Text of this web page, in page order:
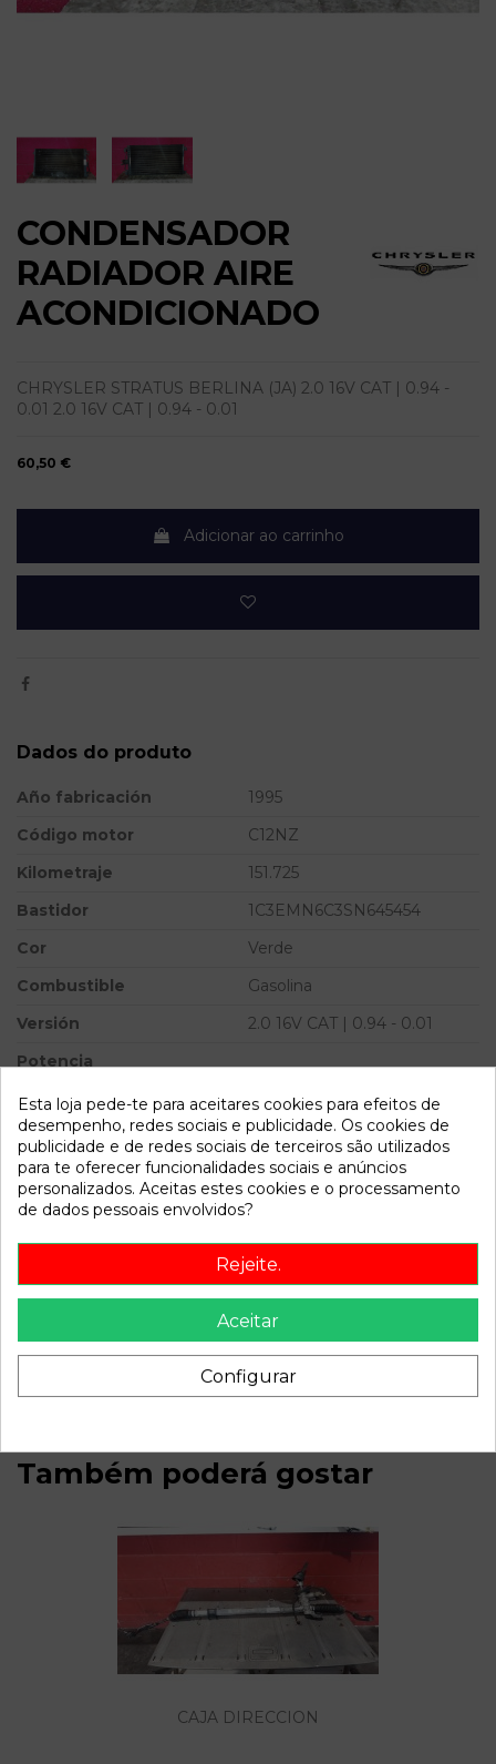
CONDENSADOR
RADIADOR AIRE
ACONDICIONADO
CHRYSLER STRATUS BERLINA (JA) 2.0 16V CAT | 0.94 -
0.01 2.0 16V CAT | 0.94 - 0.01
60,50 €
Adicionar ao carrinho
Dados do produto
Año fabricación
1995
Código motor
C12NZ
Kilometraje
151.725
Bastidor
1C3EMN6C3SN645454
Cor
Verde
Combustible
Gasolina
Versión
2.0 16V CAT | 0.94 - 0.01
Potencia
Modelo
STRATUS BERLINA (JA) 2.0
16V CAT | 0.94 - 0.01
Referência 796315
Disponível a partir de: 2022-04-06
Recambio de condensador radiador aire acondicionado para
chrysler stratus berlina (ja) 2.0 16v cat | 0.94 - 0.01 2.0 16v
cat | 0.94 - 0.01 referencia OEM IAM
Também poderá gostar
CAJA DIRECCION
Esta loja pede-te para aceitares cookies para efeitos de
desempenho, redes sociais e publicidade. Os cookies de
publicidade e de redes sociais de terceiros são utilizados
para te oferecer funcionalidades sociais e anúncios
personalizados. Aceitas estes cookies e o processamento
de dados pessoais envolvidos?
Rejeite.
Aceitar
Configurar